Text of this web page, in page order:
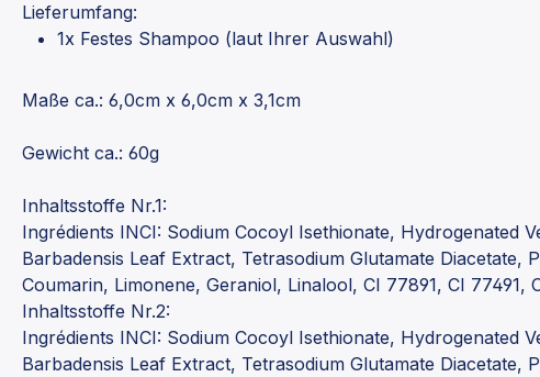
Lieferumfang:
1x Festes Shampoo (laut Ihrer Auswahl)
Maße ca.: 6,0cm x 6,0cm x 3,1cm
Gewicht ca.: 60g
Inhaltsstoffe Nr.1:
Ingrédients INCI: Sodium Cocoyl Isethionate, Hydrogenated
Barbadensis Leaf Extract, Tetrasodium Glutamate
Coumarin, Limonene, Geraniol, Linalool, CI 77891, CI 77491,
Inhaltsstoffe Nr.2:
Ingrédients INCI: Sodium Cocoyl Isethionate, Hydrogenated
Barbadensis Leaf Extract, Tetrasodium Glutamate